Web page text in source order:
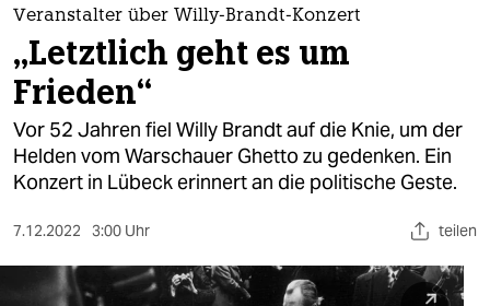
themen
politik
öko
gesellschaft
sport
Veranstalter über Willy-Brandt-Konzert
„Letztlich geht es um
Frieden“
Vor 52 Jahren fiel Willy Brandt auf die Knie, um der
Helden vom Warschauer Ghetto zu gedenken. Ein
Konzert in Lübeck erinnert an die politische Geste.
7.12.2022 3:00 Uhr teilen